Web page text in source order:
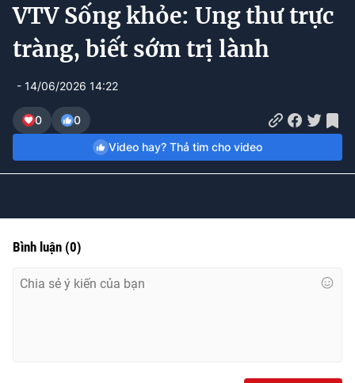
Xã hội
Kinh tế
Thế giới
Công nghệ
Current
0:13 / Duration
44:40
VTV Sống khỏe: Ung thư trực
tràng, biết sớm trị lành
- 14/06/2026 14:22
0
0
Video hay? Thả tim cho video
Bình luận (0)